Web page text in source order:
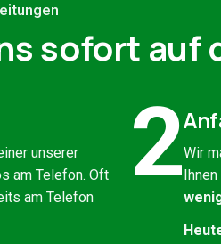
sofort auf
unserer
am Telefon. Oft
am Telefon
2Wir